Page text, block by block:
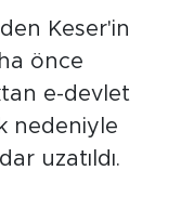
Keser'in
önce
e-devlet
nedeniyle
uzatıldı.